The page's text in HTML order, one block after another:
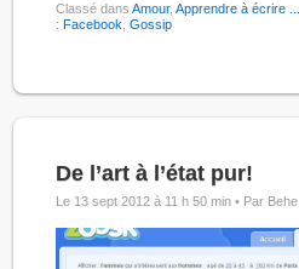
Classé dansAmour,Apprendre à écrire ...
: Facebook ,Gossip
De l’art à l’état pur!
Le 13 sept 2012 à 11 h 50 min • Par Behe